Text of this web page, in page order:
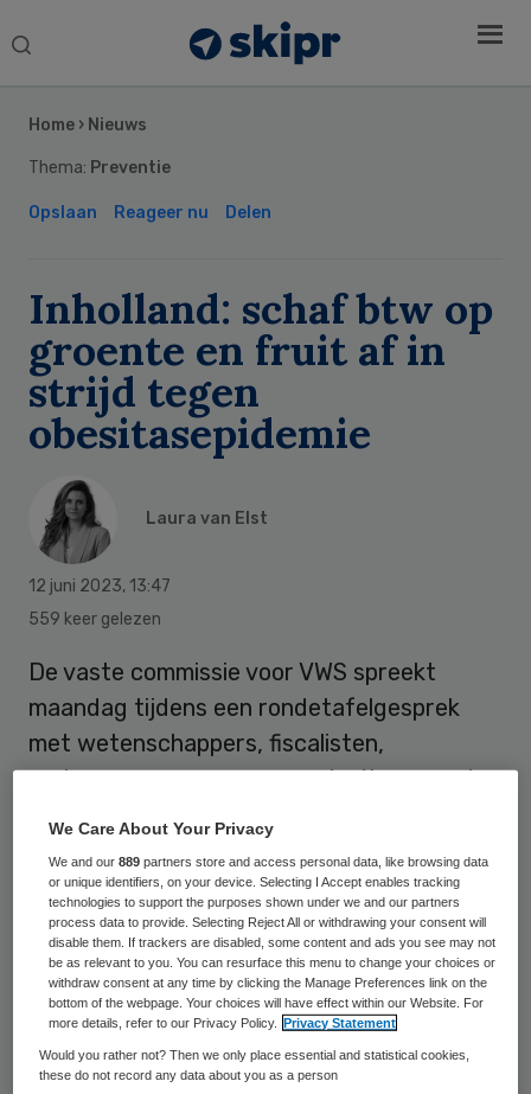
Search
Home › Nieuws
Thema: Preventie
Opslaan Reageer nu Delen
Inholland: schaf btw op
groente en fruit af in
strijd tegen
obesitasepidemie
Laura van Elst
12 juni 2023, 13:47
559 keer gelezen
De vaste commissie voor VWS spreekt
maandag tijdens een rondetafelgesprek
met wetenschappers, fiscalisten,
gedragseconomen en organisaties over de
Afschaffing van btw is een praktische en
uitvoerbare maatregel die de
toegankelijkheid en consumptie van
gezonde voeding stimuleert en de
volksgezondheid bevordert, stelt Feike van
der Leij, lector Health & Food bij
Hogeschool Inholland.
Sidebar
We Care About Your Privacy
We and our889 partners store and access personal data, like browsing data
or unique identifiers, on your device. Selecting I Accept enables tracking
technologies to support the purposes shown under we and our partners
process data to provide. Selecting Reject All or withdrawing your consent will
disable them. If trackers are disabled, some content and ads you see may not
be as relevant to you. You can resurface this menu to change your choices or
withdraw consent at any time by clicking the Manage Preferences link on the
bottom of the webpage. Your choices will have effect within our Website. For
more details, refer to our Privacy Policy.
Privacy Statement
Would you rather not? Then we only place essential and statistical cookies,
these do not record any data about you as a person